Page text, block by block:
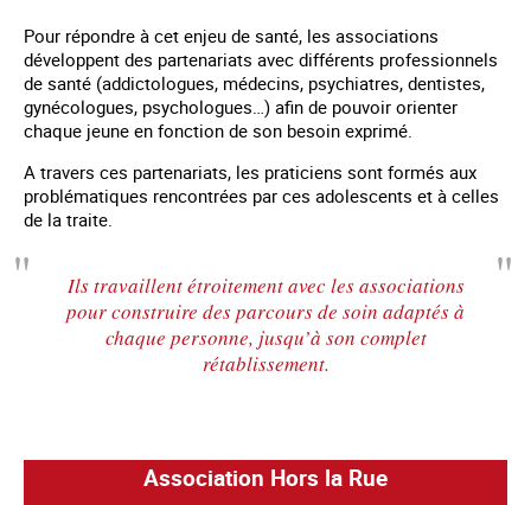
Pour répondre à cet enjeu de santé, les associations
développent des partenariats avec différents professionnels
de santé (addictologues, médecins, psychiatres, dentistes,
gynécologues, psychologues…) afin de pouvoir orienter
chaque jeune en fonction de son besoin exprimé.
A travers ces partenariats, les praticiens sont formés aux
problématiques rencontrées par ces adolescents et à celles
de la traite.
Ils travaillent étroitement avec les associations
pour construire des parcours de soin adaptés à
chaque personne, jusqu’à son complet
rétablissement.
Association Hors la Rue